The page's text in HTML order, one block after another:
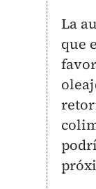
La
que